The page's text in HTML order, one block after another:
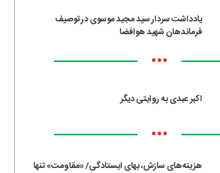
یادداشت سردار سید مجید موسوی در توصیف
فرماندهان شهید هوافضا
•••
اکبر عبدی به روایتی دیگر
•••
هزینه‌های سازش، بهای ایستادگی/ «مقاومت» تنها